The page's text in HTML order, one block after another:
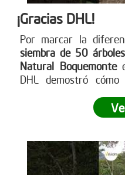
¡Gracias DHL!
Por marcar la
siembra de 50 árboles
Natural Boquemonte
DHL demostró
significativa en
tu propia huella?
nuestra página web
cómo puedes